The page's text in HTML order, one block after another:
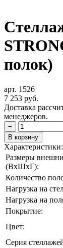
полок)
арт. 1526
7 253 руб.
Доставка
менеджеров.
−
В корзину
Характеристики:
Размеры
(ВxШxГ):
Количество
Нагрузка на
Нагрузка на
Покрытие:
Цвет:
Серия